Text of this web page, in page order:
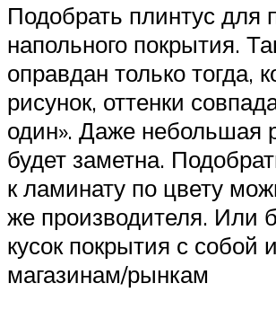
Подобрать плинтус для
напольного покрытия.
оправдан только тогда,
рисунок, оттенки
один». Даже небольшая
будет заметна.
к ламинату по цвету
же производителя. Или
кусок покрытия с собой
магазинам/рынкам